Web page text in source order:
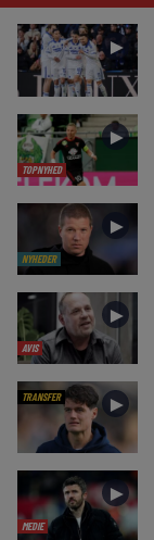
►
TOPNYHED
►
NYHEDER
►
AVIS
►
TRANSFER ►
MEDIE
►